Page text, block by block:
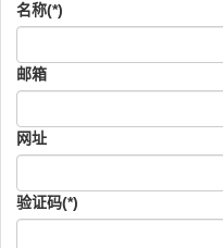
名称(*)
邮箱
网址
验证码(*)